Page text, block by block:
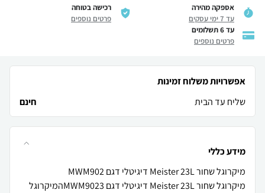
אספקה מהירה
עד 7 ימי עסקים
רכישה בטוחה
פרטים נוספים
עד 6 תשלומים
פרטים נוספים
אפשרויות משלוח זמינות
שליח עד הבית
חינם
מידע כללי
מיקרוגל שחור Meister 23L דיגיטלי דגם MWM9023המיקרוגל